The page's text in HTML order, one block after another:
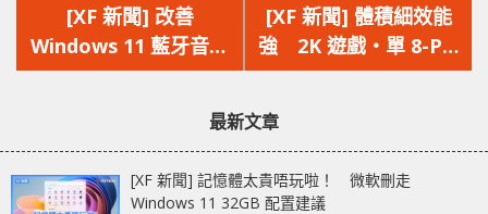
一
篇
文
[XF 新聞] 改善
Windows 11 藍牙音頻
問題 採用全新 TMAP
一
篇
文
[XF 新聞] 體積細效能
強 2K 遊戲‧單 8-Pin
供電‧145W TDP
GeForce RTX 5060
最新文章
[XF 新聞] 記憶體太貴唔玩啦！ 微軟刪走
Windows 11 32GB 配置建議